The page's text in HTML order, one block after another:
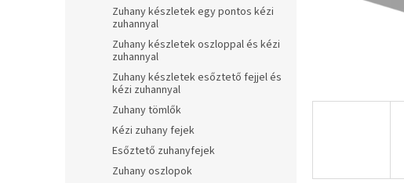
Zuhany készletek egy pontos kézi
zuhannyal
Zuhany készletek oszloppal és kézi
zuhannyal
Zuhany készletek esőztető fejjel és
kézi zuhannyal
Zuhany tömlők
Kézi zuhany fejek
Esőztető zuhanyfejek
Zuhany oszlopok